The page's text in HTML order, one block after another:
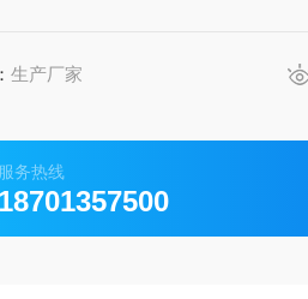
生产厂家
服务热线
18701357500